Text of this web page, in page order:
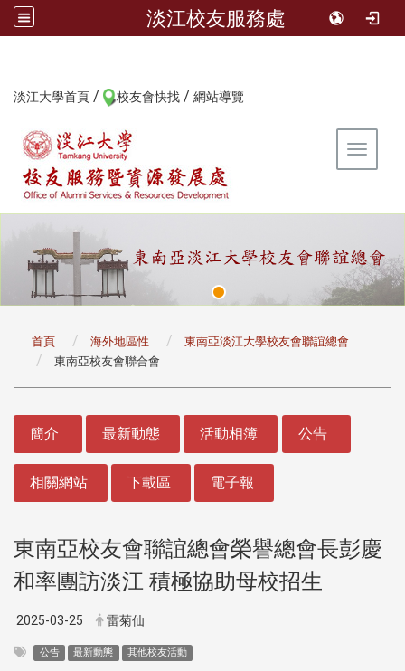
淡江校友服務處
淡江大學首頁 / 校友會快找 / 網站導覽
Toggle
首頁 海外地區性
東南亞淡江大學校友會聯誼總會
東南亞校友會聯合會
簡介 最新動態 活動相簿 公告
相關網站 下載區 電子報
東南亞校友會聯誼總會榮譽總會長彭慶
和率團訪淡江 積極協助母校招生
2025-03-25 雷菊仙
公告 最新動態 其他校友活動